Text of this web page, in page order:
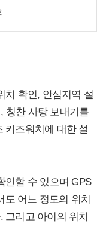
치 확인, 안심지역 설
칭찬 사탕 보내기를
키즈워치에 대한 설
인할 수 있으며 GPS
도 어느 정도의 위치
그리고 아이의 위치